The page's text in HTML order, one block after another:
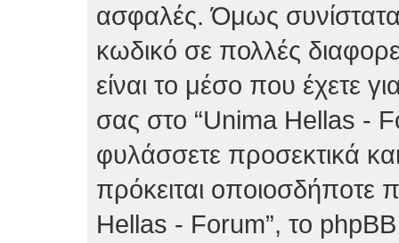
ασφαλές. Όμως
κωδικό σε πολλές
είναι το μέσο που έχετε
σας στο “Unima Hellas -
φυλάσσετε προσεκτικά
πρόκειται οποιοσδήποτε
Hellas - Forum”, το